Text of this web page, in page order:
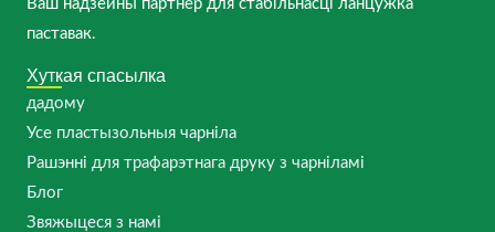
Ваш надзейны партнёр для стабільнасці ланцужка
паставак.
Хуткая спасылка
дадому
Усе пластызольныя чарніла
Рашэнні для трафарэтнага друку з чарніламі
Блог
Звяжыцеся з намі